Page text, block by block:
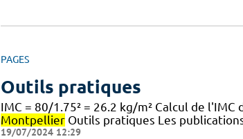
PAGES
Outils pratiques
IMC = 80/1.75² = 26.2 kg/m² Calcul de
MontpellierOutils pratiques Les
19/07/2024 12:29